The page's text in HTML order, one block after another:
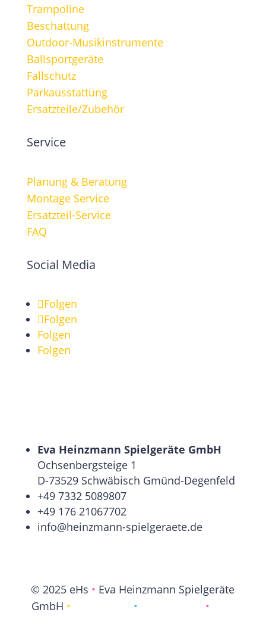
Trampoline
Beschattung
Outdoor-Musikinstrumente
Ballsportgeräte
Fallschutz
Parkausstattung
Ersatzteile/Zubehör
Service
Planung & Beratung
Montage Service
Ersatzteil-Service
FAQ
Social Media
Folgen
Folgen
Folgen
Folgen
Eva Heinzmann Spielgeräte GmbH
Ochsenbergsteige 1
D-73529 Schwäbisch Gmünd-Degenfeld
+49 7332 5089807
+49 176 21067702
info@heinzmann-spielgeraete.de
© 2025 eHs • Eva Heinzmann Spielgeräte
GmbH • • •